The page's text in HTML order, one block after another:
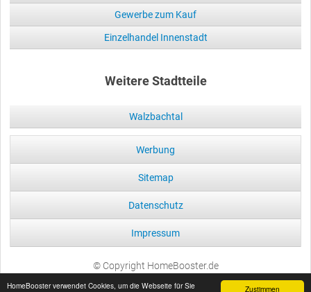
Zustimmen
HomeBooster verwendet Cookies, um die Webseite für Sie
Gewerbe zum Kauf
Einzelhandel Innenstadt
Weitere Stadtteile
Walzbachtal
Werbung
Sitemap
Datenschutz
Impressum
© Copyright HomeBooster.de